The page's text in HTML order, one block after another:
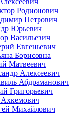
Родионович
Петрович
Юрьевич
Васильевич
Евгеньевич
Борисовна
Матвеевич
Алексеевич
Абдраманович
Григорьевич
Михайлович